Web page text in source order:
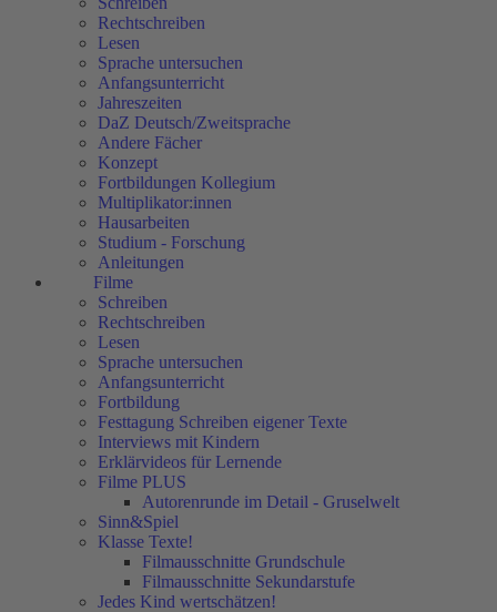
Rechtschreiben
Lesen
Sprache untersuchen
Anfangsunterricht
Jahreszeiten
DaZ Deutsch/Zweitsprache
Andere Fächer
Konzept
Fortbildungen Kollegium
Multiplikator:innen
Hausarbeiten
Studium - Forschung
Anleitungen
Filme
Schreiben
Rechtschreiben
Lesen
Sprache untersuchen
Anfangsunterricht
Fortbildung
Festtagung Schreiben eigener Texte
Interviews mit Kindern
Erklärvideos für Lernende
Filme PLUS
Autorenrunde im Detail - Gruselwelt
Sinn&Spiel
Klasse Texte!
Filmausschnitte Grundschule
Filmausschnitte Sekundarstufe
Jedes Kind wertschätzen!